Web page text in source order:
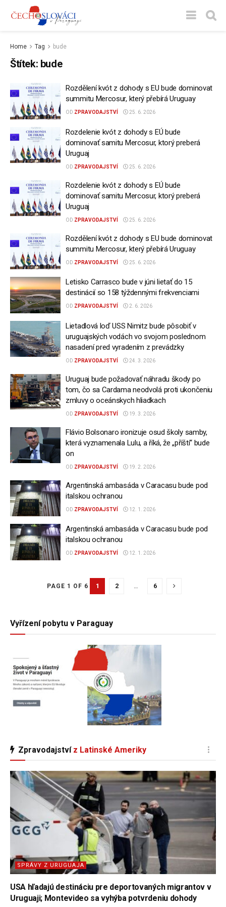
Home Tag bude
Štítek: bude
Rozdělení kvót z dohody s EU bude dominovat
summitu Mercosur, který přebírá Uruguay
OD ZPRAVODAJSTVÍ 25. 6. 2026
Rozdelenie kvót z dohody s EÚ bude
dominovať samitu Mercosur, ktorý preberá
Uruguaj
OD ZPRAVODAJSTVÍ 25. 6. 2026
Rozdelenie kvót z dohody s EÚ bude
dominovať samitu Mercosur, ktorý preberá
Uruguaj
OD ZPRAVODAJSTVÍ 25. 6. 2026
Rozdělení kvót z dohody s EU bude dominovat
summitu Mercosur, který přebírá Uruguay
OD ZPRAVODAJSTVÍ 25. 6. 2026
Letisko Carrasco bude v júni lietať do 15
destinácií so 158 týždennými frekvenciami
OD ZPRAVODAJSTVÍ 2. 6. 2026
Lietadlová loď USS Nimitz bude pôsobiť v
uruguajských vodách vo svojom poslednom
nasadení pred vyradením z prevádzky
OD ZPRAVODAJSTVÍ 24. 3. 2026
Uruguaj bude požadovať náhradu škody po
tom, čo sa Cardama neodvolá proti ukončeniu
zmluvy o oceánskych hliadkach
OD ZPRAVODAJSTVÍ 19. 3. 2026
Flávio Bolsonaro ironizuje osud školy samby,
která vyznamenala Lulu, a říká, že „příští“ bude
on
OD ZPRAVODAJSTVÍ 19. 2. 2026
Argentinská ambasáda v Caracasu bude pod
italskou ochranou
OD ZPRAVODAJSTVÍ 12. 1. 2026
Argentinská ambasáda v Caracasu bude pod
italskou ochranou
OD ZPRAVODAJSTVÍ 12. 1. 2026
PAGE 1 OF 6 1 2 6
Vyřízení pobytu v Paraguay
Zpravodajství z Latinské Ameriky
SPRÁVY Z URUGUAJA
USA hľadajú destináciu pre deportovaných migrantov v
Uruguaji; Montevideo sa vyhýba potvrdeniu dohody